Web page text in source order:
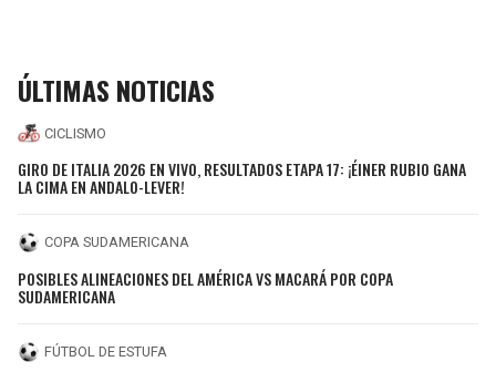
ÚLTIMAS NOTICIAS
CICLISMO
GIRO DE ITALIA 2026 EN VIVO, RESULTADOS ETAPA 17: ¡ÉINER RUBIO GANA
LA CIMA EN ANDALO-LEVER!
COPA SUDAMERICANA
POSIBLES ALINEACIONES DEL AMÉRICA VS MACARÁ POR COPA
SUDAMERICANA
FÚTBOL DE ESTUFA